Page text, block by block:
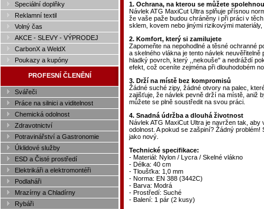
Speciální doplňky
Reklamní textil
Volný čas
AKCE - SLEVY - VÝPRODEJ
CarbonX a WeldX
Poukazy a kupóny
PROFESNÍ ČLENĚNÍ
Svářeči
Práce na silnici a viditelnost
Chemická odolnost
Zdravotnictví
Potravinářství a Gastronomie
Úklidové služby
ESD a Čisté prostředí
Elektrikáři a elektromontéři
Podlaháři
Mrazírny a Chladírny
Rybáři
1. Ochrana, na kterou se můžete
Návlek ATG MaxiCut Ultra splňuje přísnou
že vaše paže budou chráněny i při práci v
sklem, kovem nebo jinými rizikovými
2. Komfort, který si zamilujete
Zapomeňte na nepohodlné a těsné ochranné
a skelného vlákna je tento návlek
hladký povrch, který ,,nekouše" a nedráždí
efekt, což oceníte zejména při dlouhodobém
3. Drží na místě bez kompromisů
Žádné suché zipy, žádné otvory na palec,
zajišťuje, že návlek pevně drží na místě, aniž
můžete se plně soustředit na svou práci.
4. Snadná údržba a dlouhá životnost
Návlek ATG MaxiCut Ultra je navržen tak,
odolnost. A pokud se zašpiní? Žádný
jako nový.
Technické specifikace:
- Materiál: Nylon / Lycra / Skelné vlákno
- Délka: 40 cm
- Tloušťka: 1,0 mm
- Norma: EN 388 (3442C)
- Barva: Modrá
- Prostředí: Suché
- Balení: 1 pár (2 kusy)